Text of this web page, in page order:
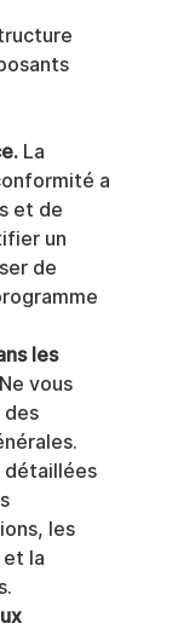
La
a
et de
un
de
les
vous
des
détaillées
les
la